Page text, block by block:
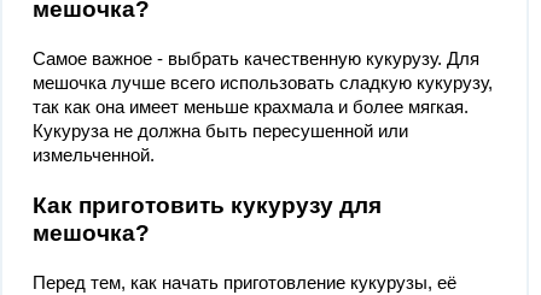
мешочка?
Самое важное - выбрать качественную кукурузу. Для
мешочка лучше всего использовать сладкую кукурузу,
так как она имеет меньше крахмала и более мягкая.
Кукуруза не должна быть пересушенной или
измельченной.
Как приготовить кукурузу для
мешочка?
Перед тем, как начать приготовление кукурузы, её